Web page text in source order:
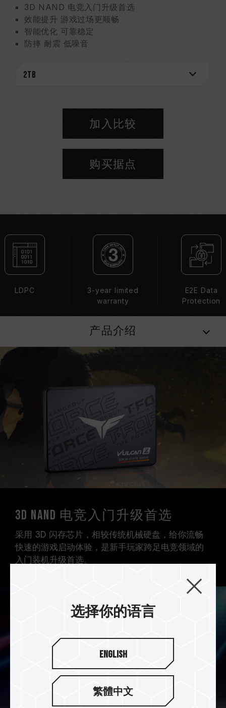
3D NAND 电竞入门升级首选
效能提升 游戏过场更顺畅
智能优化 可靠稳定
防摔 耐震 低噪音
加入比较
购买据点
LDPC
3-year limited
warranty
E2E Data
Protection
产品介绍
3D NAND 电竞入门升级首选
采用 3D 闪存芯片，相较传统机械硬盘，给你流畅
快速的游戏启动体验，是新手玩家跨足电竞领域的
入门装机升级首选。
选择你的语言
English
繁體中文